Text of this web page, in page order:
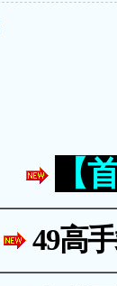
【
49高